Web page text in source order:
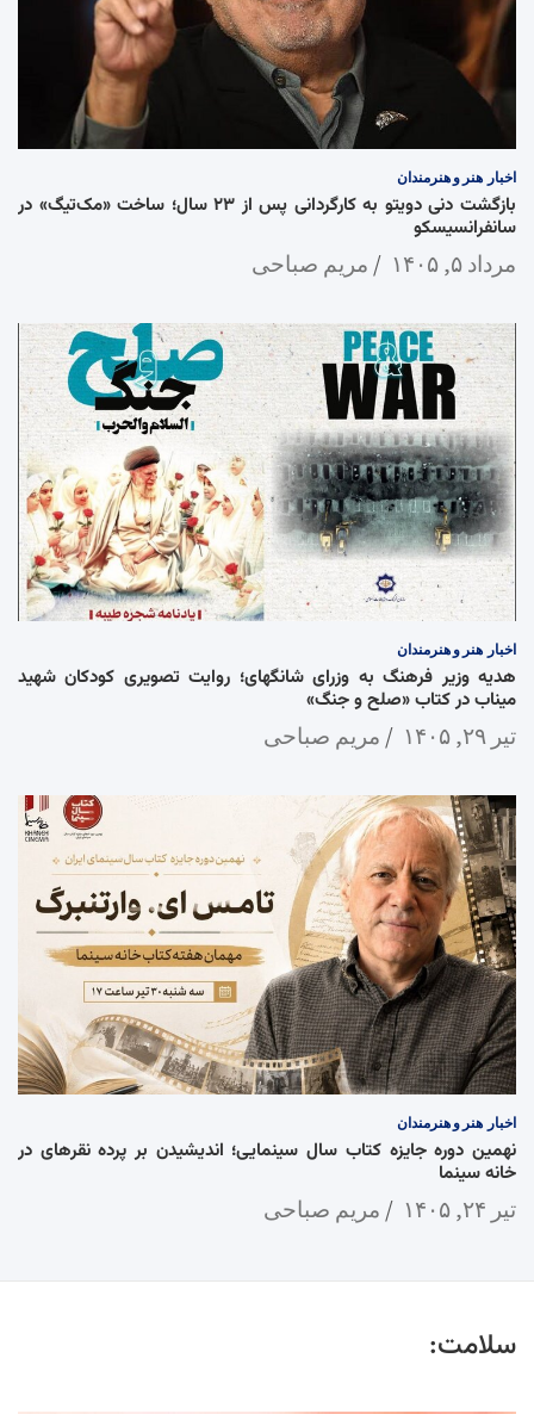
اخبار هنر و هنرمندان
بازگشت دنی دویتو به کارگردانی پس از ۲۳ سال؛ ساخت «مک‌تیگ» در
سانفرانسیسکو
مرداد ۵, ۱۴۰۵ مریم صباحی
اخبار هنر و هنرمندان
هدیه وزیر فرهنگ به وزرای شانگهای؛ روایت تصویری کودکان شهید
میناب در کتاب «صلح و جنگ»
تیر ۲۹, ۱۴۰۵ مریم صباحی
اخبار هنر و هنرمندان
نهمین دوره جایزه کتاب سال سینمایی؛ اندیشیدن بر پرده نقرهای در
خانه سینما
تیر ۲۴, ۱۴۰۵ مریم صباحی
سلامت: